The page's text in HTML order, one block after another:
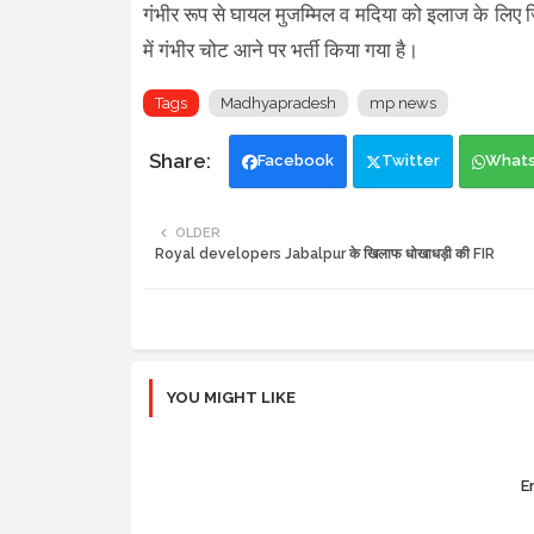
गंभीर रूप से घायल मुजम्मिल व मदिया को इलाज के लिए
में गंभीर चोट आने पर भर्ती किया गया है।
Tags Madhyapradesh mp news
Facebook Twitter
OLDER
Royal developers Jabalpur के खिलाफ धोखाधड़ी की FIR
YOU MIGHT LIKE